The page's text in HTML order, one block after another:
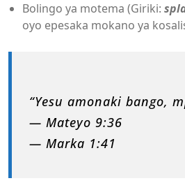
Bolingo ya motema (Giriki:
oyo epesaka mokano ya
“Yesu amonaki bango,
— Mateyo 9:36
— Marka 1:41